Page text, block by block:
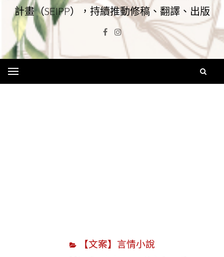
計畫（SEIPP），持續推動修稿、翻譯、出版
Facebook
Instagram
【文案】言情小說